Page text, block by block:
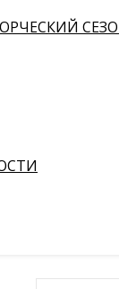
СЕЗОН